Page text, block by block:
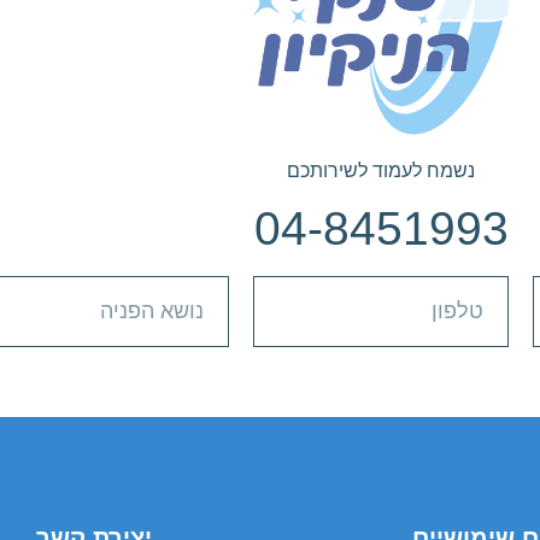
נשמח לעמוד לשירותכם
04-8451993